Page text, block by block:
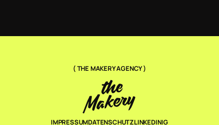
( THE MAKERY AGENCY )
IMPRESSUMDATENSCHUTZLINKEDINIG